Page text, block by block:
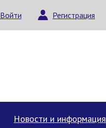
Войти Регистрация
Новости и информация